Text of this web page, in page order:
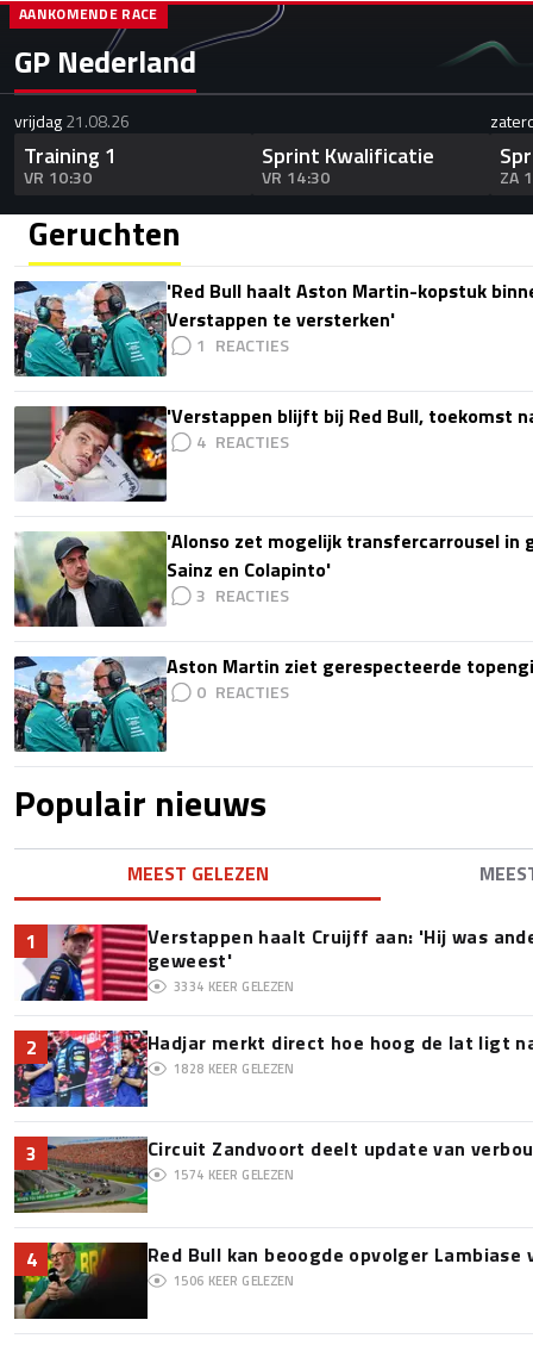
GP Nederland
AANKOMENDE RACE
vrijdag21.08.26
Training 1
VR 10:30
Sprint Kwalificatie
VR 14:30 ZA
Geruchten
'Red Bull haalt Aston Martin-kopstuk
Verstappen te versterken'
1
'Verstappen blijft bij Red Bull, toekomst
4
'Alonso zet mogelijk transfercarrousel in
Sainz en Colapinto'
3
Aston Martin ziet gerespecteerde
0
Populair nieuws
MEEST GELEZEN
1
Verstappen haalt Cruijff aan: 'Hij was
geweest'
3334 KEER GELEZEN
2 Hadjar merkt direct hoe hoog de lat ligt
1828 KEER GELEZEN
3 Circuit Zandvoort deelt update van
1574 KEER GELEZEN
4 Red Bull kan beoogde opvolger
1506 KEER GELEZEN